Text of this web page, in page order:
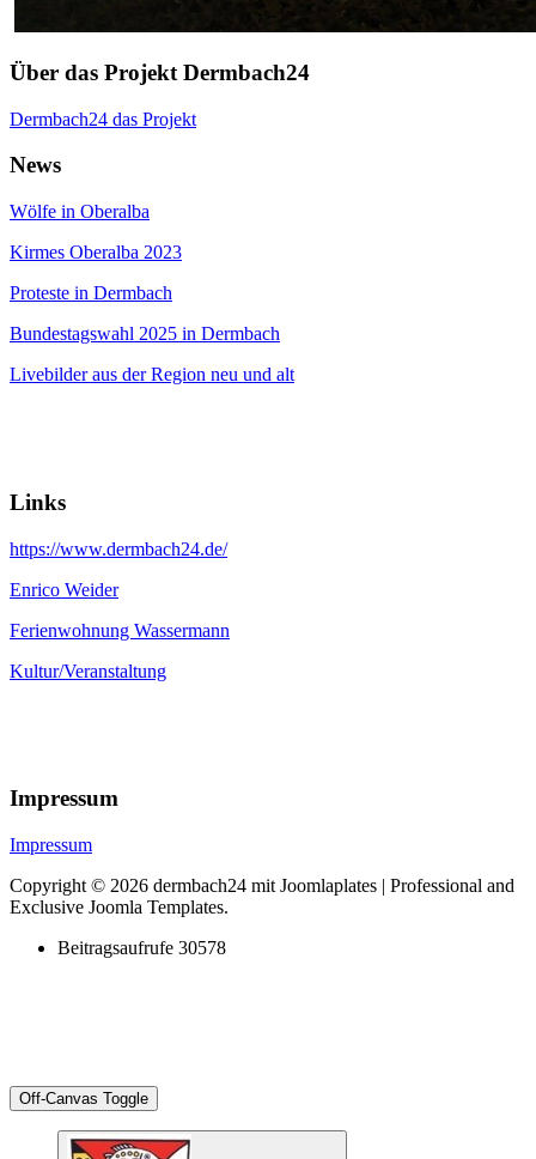
Über das Projekt Dermbach24
Dermbach24 das Projekt
News
Wölfe in Oberalba
Kirmes Oberalba 2023
Proteste in Dermbach
Bundestagswahl 2025 in Dermbach
Livebilder aus der Region neu und alt
Links
https://www.dermbach24.de/
Enrico Weider
Ferienwohnung Wassermann
Kultur/Veranstaltung
Impressum
Impressum
Copyright © 2026 dermbach24 mit Joomlaplates | Professional and
Exclusive Joomla Templates.
Beitragsaufrufe 30578
Off-Canvas Toggle